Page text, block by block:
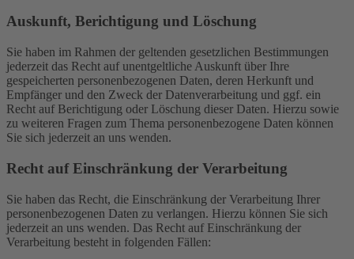
Auskunft, Berichtigung und Löschung
Sie haben im Rahmen der geltenden gesetzlichen Bestimmungen
jederzeit das Recht auf unentgeltliche Auskunft über Ihre
gespeicherten personenbezogenen Daten, deren Herkunft und
Empfänger und den Zweck der Datenverarbeitung und ggf. ein
Recht auf Berichtigung oder Löschung dieser Daten. Hierzu sowie
zu weiteren Fragen zum Thema personenbezogene Daten können
Sie sich jederzeit an uns wenden.
Recht auf Einschränkung der Verarbeitung
Sie haben das Recht, die Einschränkung der Verarbeitung Ihrer
personenbezogenen Daten zu verlangen. Hierzu können Sie sich
jederzeit an uns wenden. Das Recht auf Einschränkung der
Verarbeitung besteht in folgenden Fällen: